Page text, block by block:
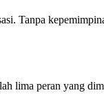
Tanpa
lima peran yang